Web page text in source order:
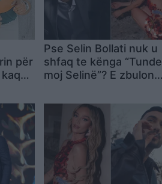
për
Pse Selin Bollati nuk u
shfaq te kënga “Tunde
moj Selinë”? E zbulon
mia në Europë dhe
angazhimet e saj